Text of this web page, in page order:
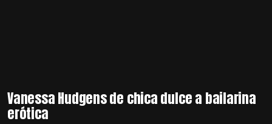
Vanessa Hudgens de chica dulce a bailarina
erótica